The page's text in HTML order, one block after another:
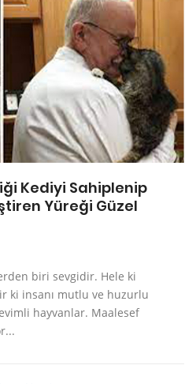
Kediyi Sahiplenip
Yüreği Güzel
biri sevgidir. Hele ki
ki insanı mutlu ve huzurlu
hayvanlar. Maalesef